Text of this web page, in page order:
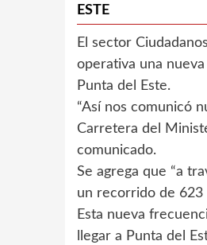
ESTE
El sector
operativa una
Punta del Este.
“Así nos comunicó
Carretera del
comunicado.
Se agrega que “a
un recorrido de 623
Esta nueva
llegar a Punta del